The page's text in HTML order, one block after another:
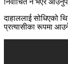
निर्वाचित नै भएर
दाहाललाई सोधिएको
प्रत्यासीका रूपमा